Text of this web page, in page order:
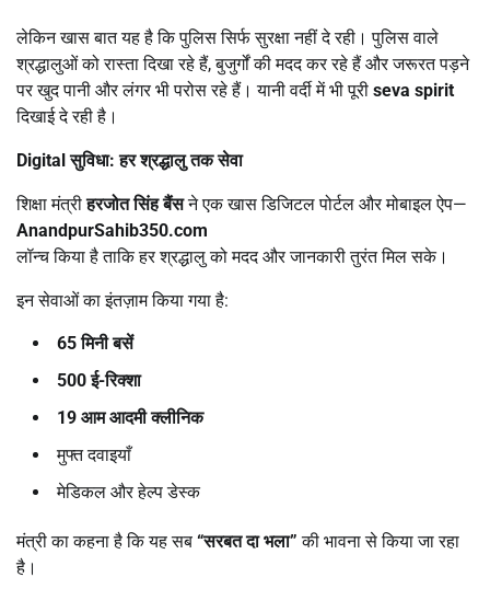
लेकिन खास बात यह है कि पुलिस सिर्फ सुरक्षा नहीं दे रही। पुलिस वाले
श्रद्धालुओं को रास्ता दिखा रहे हैं, बुजुर्गों की मदद कर रहे हैं और जरूरत पड़ने
पर खुद पानी और लंगर भी परोस रहे हैं। यानी वर्दी में भी पूरी seva spirit
दिखाई दे रही है।
Digitalसुविधा: हर श्रद्धालु तक सेवा
शिक्षा मंत्रीहरजोत सिंह बैंसने एक खास डिजिटल पोर्टल और मोबाइल ऐप—
AnandpurSahib350.com
लॉन्च किया है ताकि हर श्रद्धालु को मदद और जानकारी तुरंत मिल सके।
इन सेवाओं का इंतज़ाम किया गया है:
65मिनी बसें
500ई-रिक्शा
19 आम आदमी क्लीनिक
मुफ्त दवाइयाँ
मेडिकल और हेल्प डेस्क
मंत्री का कहना है कि यह सब “सरबत दा भला” की भावना से किया जा रहा
है।